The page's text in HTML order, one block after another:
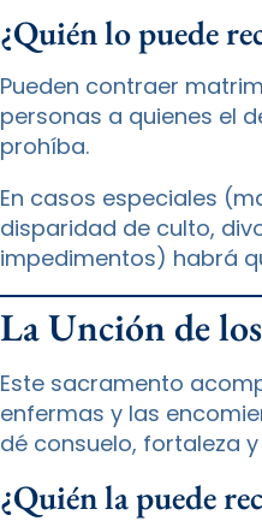
¿Quién lo puede
Pueden contraer
personas a quienes el
prohíba.
En casos especiales
disparidad de culto,
impedimentos) habrá
La Unción de
Este sacramento
enfermas y las
dé consuelo, fortaleza
¿Quién la puede